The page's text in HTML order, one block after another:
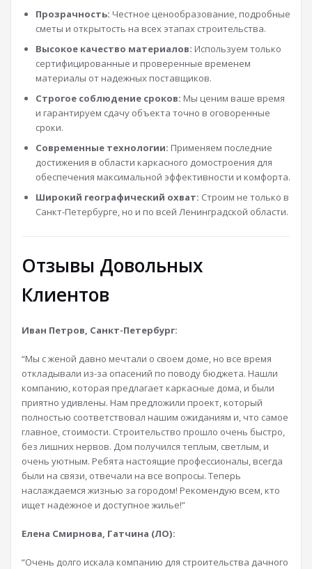
Прозрачность: Честное ценообразование, подробные
сметы и открытость на всех этапах строительства.
Высокое качество материалов: Используем только
сертифицированные и проверенные временем
материалы от надежных поставщиков.
Строгое соблюдение сроков: Мы ценим ваше время
и гарантируем сдачу объекта точно в оговоренные
сроки.
Современные технологии: Применяем последние
достижения в области каркасного домостроения для
обеспечения максимальной эффективности и комфорта.
Широкий географический охват: Строим не только в
Санкт-Петербурге, но и по всей Ленинградской области.
Отзывы Довольных
Клиентов
Иван Петров, Санкт-Петербург:
“Мы с женой давно мечтали о своем доме, но все время
откладывали из-за опасений по поводу бюджета. Нашли
компанию, которая предлагает каркасные дома, и были
приятно удивлены. Нам предложили проект, который
полностью соответствовал нашим ожиданиям и, что самое
главное, стоимости. Строительство прошло очень быстро,
без лишних нервов. Дом получился теплым, светлым, и
очень уютным. Ребята настоящие профессионалы, всегда
были на связи, отвечали на все вопросы. Теперь
наслаждаемся жизнью за городом! Рекомендую всем, кто
ищет надежное и доступное жилье!”
Елена Смирнова, Гатчина (ЛО):
“Очень долго искала компанию для строительства дачного